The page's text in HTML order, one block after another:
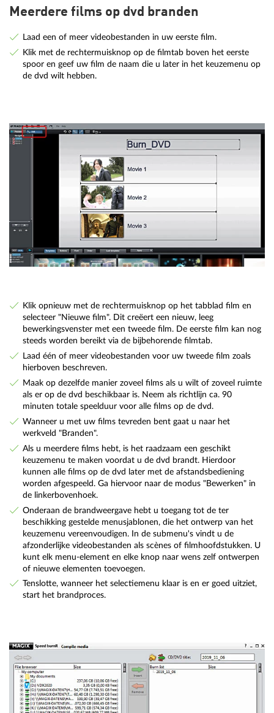
Meerdere films op dvd branden
Laad een of meer videobestanden in uw eerste film.
Klik met de rechtermuisknop op de filmtab boven het eerste
spoor en geef uw film de naam die u later in het keuzemenu op
de dvd wilt hebben.
Klik opnieuw met de rechtermuisknop op het tabblad film en
selecteer "Nieuwe film". Dit creëert een nieuw, leeg
bewerkingsvenster met een tweede film. De eerste film kan nog
steeds worden bereikt via de bijbehorende filmtab.
Laad één of meer videobestanden voor uw tweede film zoals
hierboven beschreven.
Maak op dezelfde manier zoveel films als u wilt of zoveel ruimte
als er op de dvd beschikbaar is. Neem als richtlijn ca. 90
minuten totale speelduur voor alle films op de dvd.
Wanneer u met uw films tevreden bent gaat u naar het
werkveld "Branden".
Als u meerdere films hebt, is het raadzaam een geschikt
keuzemenu te maken voordat u de dvd brandt. Hierdoor
kunnen alle films op de dvd later met de afstandsbediening
worden afgespeeld. Ga hiervoor naar de modus "Bewerken" in
de linkerbovenhoek.
Onderaan de brandweergave hebt u toegang tot de ter
beschikking gestelde menusjablonen, die het ontwerp van het
keuzemenu vereenvoudigen. In de submenu's vindt u de
afzonderlijke videobestanden als scènes of filmhoofdstukken. U
kunt elk menu-element en elke knop naar wens zelf ontwerpen
of nieuwe elementen toevoegen.
Tenslotte, wanneer het selectiemenu klaar is en er goed uitziet,
start het brandproces.